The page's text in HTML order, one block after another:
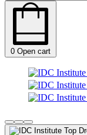
0 Open cart